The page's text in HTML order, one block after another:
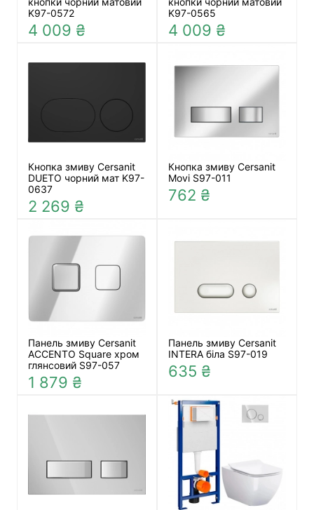
K97-0572
4 009 ₴
K97-0565
4 009 ₴
Кнопка змиву Cersanit
DUETO чорний мат K97-
0637
2 269 ₴
Кнопка змиву Cersanit
Movi S97-011
762 ₴
Панель змиву Cersanit
ACCENTO Square хром
глянсовий S97-057
1 879 ₴
Панель змиву Cersanit
INTERA біла S97-019
635 ₴